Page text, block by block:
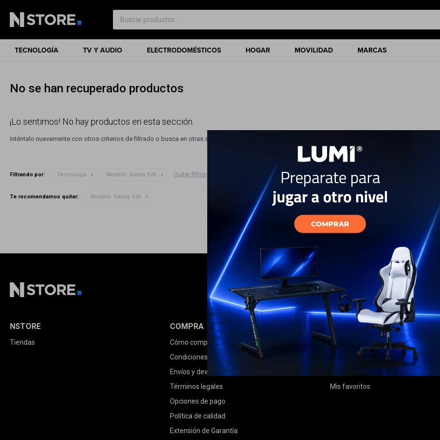
TECNOLOGÍA TV Y AUDIO ELECTRODOMÉSTICOS HOGAR MOVILIDAD MARCAS
No se han recuperado productos
¡Lo sentimos! No hay productos en esta sección.
Inténtalo nuevamente con otros criterios de filtrado o busca en otras secciones de nuestro catálogo.
Filtrando por: Tecnología Modelo: Galaxy S26 Quitar filtros
Te recomendamos quitar: Modelo: Galaxy S26
NSTORE
Tiendas
COMPRA
Cómo comprar
Condiciones de compra
Envíos y devoluciones
Términos legales
Opciones de pago
Política de calidad
Extensión de Garantía
MI CUENTA
Mi cuenta
Mis compras
Mis favoritos